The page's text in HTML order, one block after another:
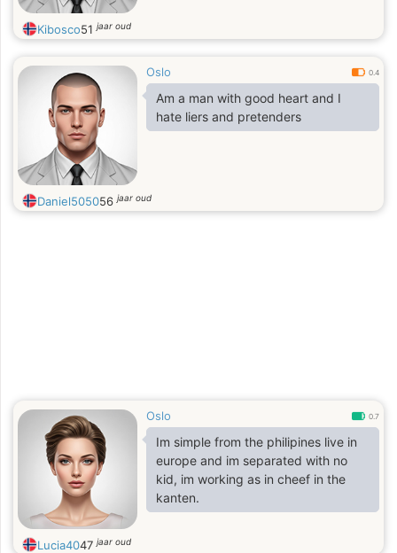
Kibosco51jaar oud
Oslo 0.4
Am a man with good heart and I
hate liers and pretenders
Daniel505056jaar oud
Oslo 0.7
Im simple from the philipines live in
europe and im separated with no
kid, im working as in cheef in the
kanten.
Lucia4047jaar oud